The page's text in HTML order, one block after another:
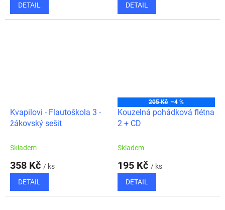
DETAIL DETAIL
Kvapilovi - Flautoškola 3 -
žákovský sešit
Skladem
358 Kč / ks
DETAIL
205 Kč –4 %
Kouzelná pohádková flétna
2 + CD
Skladem
195 Kč / ks
DETAIL